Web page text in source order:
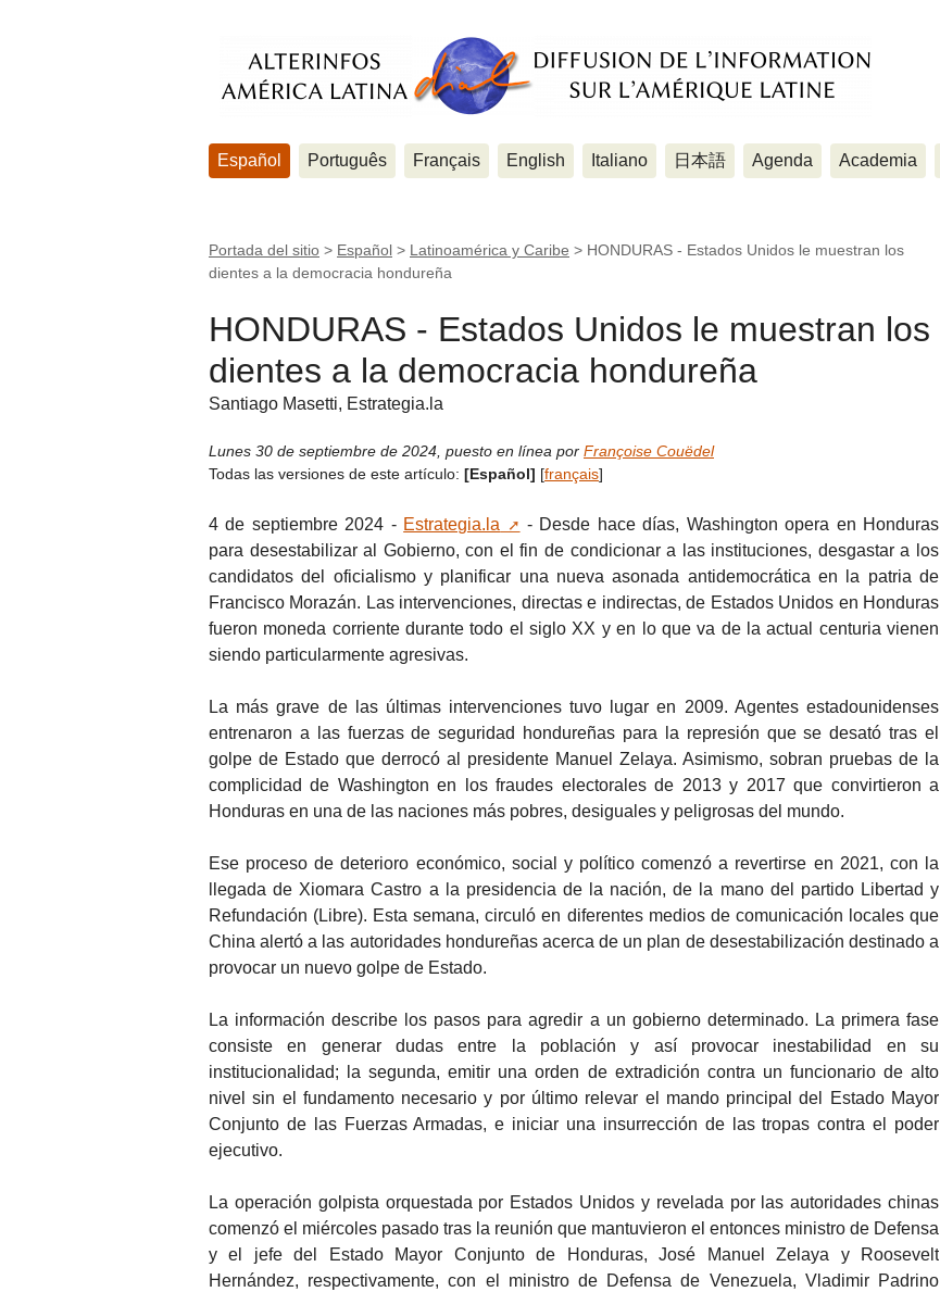
Español Português Français English Italiano 日本語 Agenda Academia
Portada del sitio > Español > Latinoamérica y Caribe > HONDURAS - Estados Unidos le muestran los
dientes a la democracia hondureña
HONDURAS - Estados Unidos le muestran los
dientes a la democracia hondureña
Santiago Masetti, Estrategia.la
Lunes 30 de septiembre de 2024 puesto en línea por Françoise Couëdel
Todas las versiones de este artículo: [Español] [français]
4 de septiembre 2024 - Estrategia.la
- Desde hace días, Washington opera en Honduras
para desestabilizar al Gobierno, con el fin de condicionar a las instituciones, desgastar a los
candidatos del oficialismo y planificar una nueva asonada antidemocrática en la patria de
Francisco Morazán. Las intervenciones, directas e indirectas, de Estados Unidos en Honduras
fueron moneda corriente durante todo el siglo XX y en lo que va de la actual centuria vienen
siendo particularmente agresivas.
La más grave de las últimas intervenciones tuvo lugar en 2009. Agentes estadounidenses
entrenaron a las fuerzas de seguridad hondureñas para la represión que se desató tras el
golpe de Estado que derrocó al presidente Manuel Zelaya. Asimismo, sobran pruebas de la
complicidad de Washington en los fraudes electorales de 2013 y 2017 que convirtieron a
Honduras en una de las naciones más pobres, desiguales y peligrosas del mundo.
Ese proceso de deterioro económico, social y político comenzó a revertirse en 2021, con la
llegada de Xiomara Castro a la presidencia de la nación, de la mano del partido Libertad y
Refundación (Libre). Esta semana, circuló en diferentes medios de comunicación locales que
China alertó a las autoridades hondureñas acerca de un plan de desestabilización destinado a
provocar un nuevo golpe de Estado.
La información describe los pasos para agredir a un gobierno determinado. La primera fase
consiste en generar dudas entre la población y así provocar inestabilidad en su
institucionalidad; la segunda, emitir una orden de extradición contra un funcionario de alto
nivel sin el fundamento necesario y por último relevar el mando principal del Estado Mayor
Conjunto de las Fuerzas Armadas, e iniciar una insurrección de las tropas contra el poder
ejecutivo.
La operación golpista orquestada por Estados Unidos y revelada por las autoridades chinas
comenzó el miércoles pasado tras la reunión que mantuvieron el entonces ministro de Defensa
y el jefe del Estado Mayor Conjunto de Honduras, José Manuel Zelaya y Roosevelt
Hernández, respectivamente, con el ministro de Defensa de Venezuela, Vladimir Padrino